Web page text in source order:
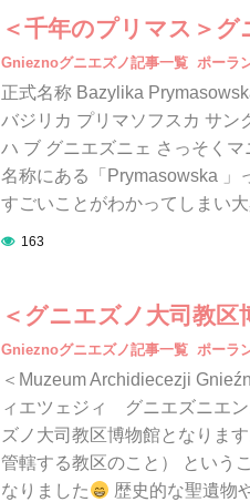
＜千年のプリマス＞
Gnieznoグニエズノ記事一覧 ポーラ
正式名称 Bazylika
バジリカ プリマソフスカ サン
ハ ブ グニエズニェ さっそく
名称にある「Prymasowska 」
すごいことがわかってしまい
163
＜グニエズノ大司教区
Gnieznoグニエズノ記事一覧 ポーラ
＜Muzeum Archidiecezji
ィエツェジィ グニエズニエ
ズノ大司教区博物館となりま
管轄する教区のこと） という
なりました
歴史的な聖遺物